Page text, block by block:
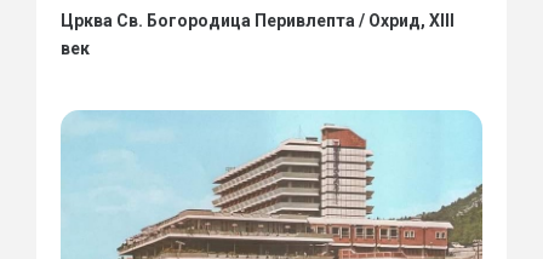
Црква Св. Богородица Перивлепта / Охрид, XIII
век